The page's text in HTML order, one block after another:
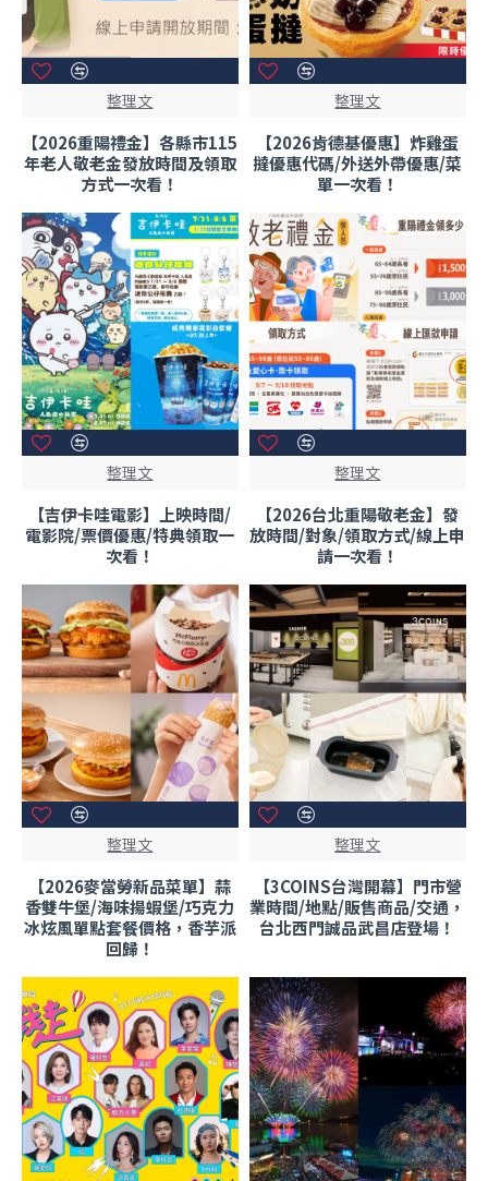
整理文
【2026重陽禮金】各縣市115
年老人敬老金發放時間及領取
方式一次看！
整理文
【2026肯德基優惠】炸雞蛋
撻優惠代碼/外送外帶優惠/菜
單一次看！
整理文
【吉伊卡哇電影】上映時間/
電影院/票價優惠/特典領取一
次看！
整理文
【2026台北重陽敬老金】發
放時間/對象/領取方式/線上申
請一次看！
整理文
【2026麥當勞新品菜單】蒜
香雙牛堡/海味揚蝦堡/巧克力
冰炫風單點套餐價格，香芋派
回歸！
整理文
【3COINS台灣開幕】門市營
業時間/地點/販售商品/交通，
台北西門誠品武昌店登場！